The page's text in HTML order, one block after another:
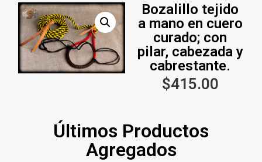
Bozalillo tejido
a mano en cuero
curado; con
pilar, cabezada y
cabrestante.
$415.00
Últimos Productos
Agregados